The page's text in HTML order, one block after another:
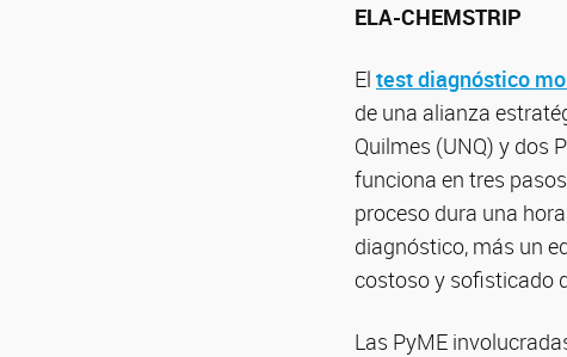
ELA-CHEMSTRIP
El test diagnóstico
de una alianza
Quilmes (UNQ) y dos
funciona en tres
proceso dura una
diagnóstico, más un
costoso y sofisticado
Las PyME